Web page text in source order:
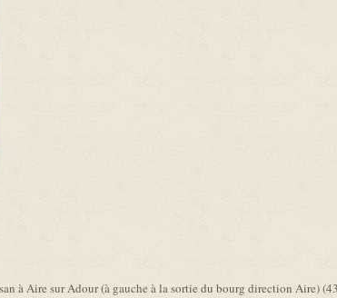
à Aire sur Adour (à gauche à la sortie du bourg direction Aire)